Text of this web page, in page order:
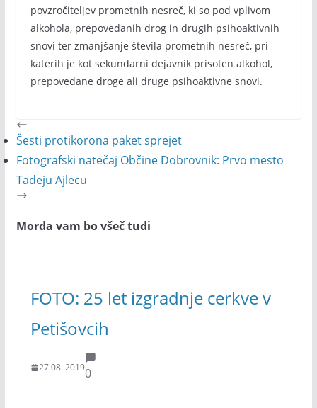
povzročiteljev prometnih nesreč, ki so pod vplivom
alkohola, prepovedanih drog in drugih psihoaktivnih
snovi ter zmanjšanje števila prometnih nesreč, pri
katerih je kot sekundarni dejavnik prisoten alkohol,
prepovedane droge ali druge psihoaktivne snovi.
Šesti protikorona paket sprejet
Fotografski natečaj Občine Dobrovnik: Prvo mesto
Tadeju Ajlecu
Morda vam bo všeč tudi
FOTO: 25 let izgradnje cerkve v
Petišovcih
27.08. 20190